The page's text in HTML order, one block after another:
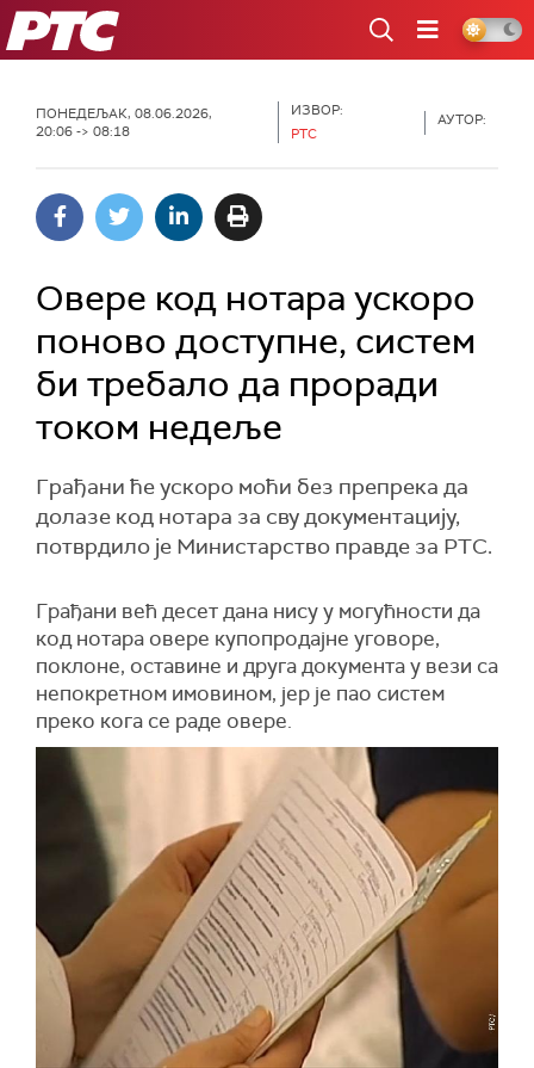
РТС
ПОНЕДЕЉАК, 08.06.2026,
20:06 -> 08:18
ИЗВОР:
РТС
АУТОР:
Овере код нотара ускоро
поново доступне, систем
би требало да проради
током недеље
Грађани ће ускоро моћи без препрека да
долазе код нотара за сву документацију,
потврдило је Министарство правде за РТС.
Грађани већ десет дана нису у могућности да
код нотара овере купопродајне уговоре,
поклоне, оставине и друга документа у вези са
непокретном имовином, јер је пао систем
преко кога се раде овере.